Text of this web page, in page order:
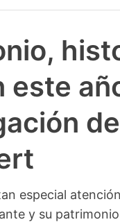
este
especial
y su